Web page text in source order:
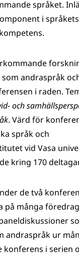
språket.
i språkets
andraspråk
i raden.
och
. Värd för
språk och
vid Vasa
kring 170
de två
på många
andraspråk ur
konferens i serien